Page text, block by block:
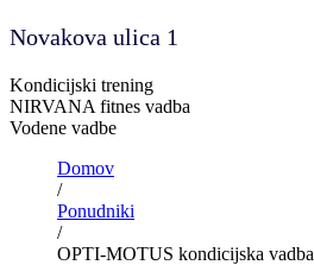
Novakova ulica 1
Kondicijski trening
NIRVANA fitnes vadba
Vodene vadbe
Domov
/
Ponudniki
/
OPTI-MOTUS kondicijska vadba